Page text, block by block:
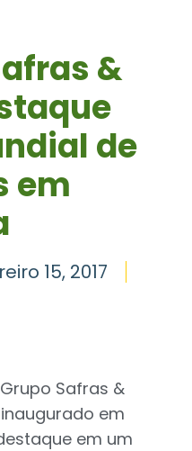
&
de
em
15, 2017
Safras &
em
em um